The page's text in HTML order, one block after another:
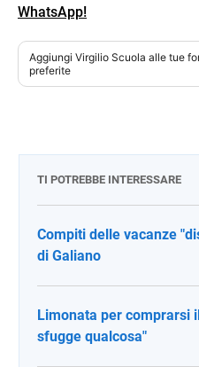
WhatsApp!
Aggiungi Virgilio Scuola alle tue
preferite
TI POTREBBE INTERESSARE
Compiti delle vacanze
di Galiano
Limonata per comprarsi
sfugge qualcosa"